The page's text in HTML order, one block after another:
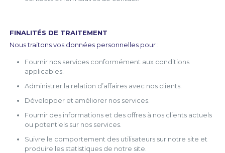
FINALITÉS DE TRAITEMENT
Nous traitons vos données personnelles pour :
Fournir nos services conformément aux conditions
applicables.
Administrer la relation d’affaires avec nos clients.
Développer et améliorer nos services.
Fournir des informations et des offres à nos clients actuels
ou potentiels sur nos services.
Suivre le comportement des utilisateurs sur notre site et
produire les statistiques de notre site.